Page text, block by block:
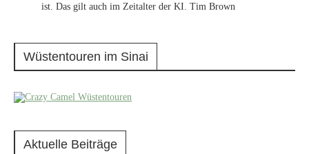
ist. Das gilt auch im Zeitalter der KI. Tim Brown
Wüstentouren im Sinai
Aktuelle Beiträge